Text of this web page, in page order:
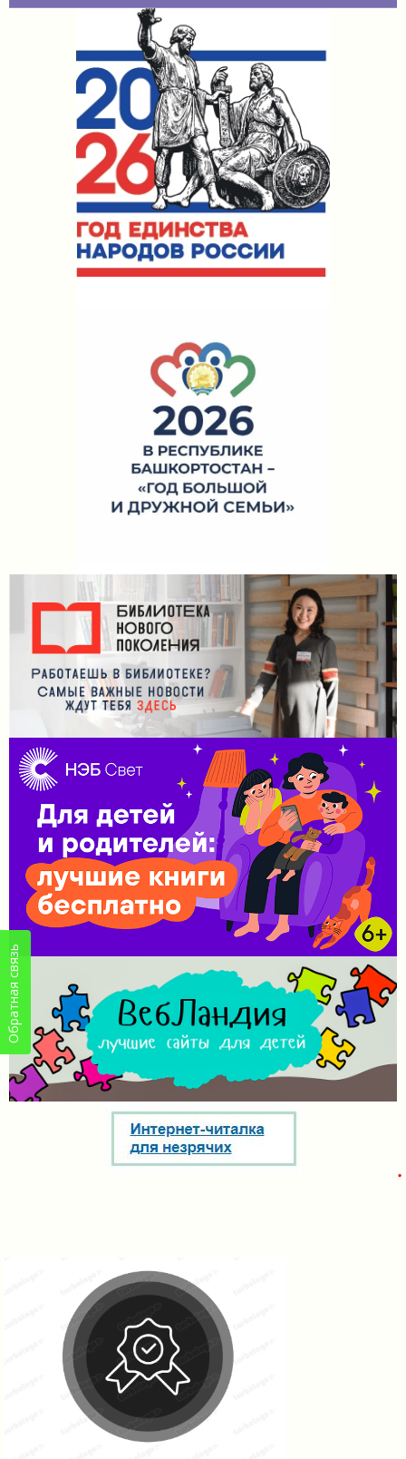
Обратная связь